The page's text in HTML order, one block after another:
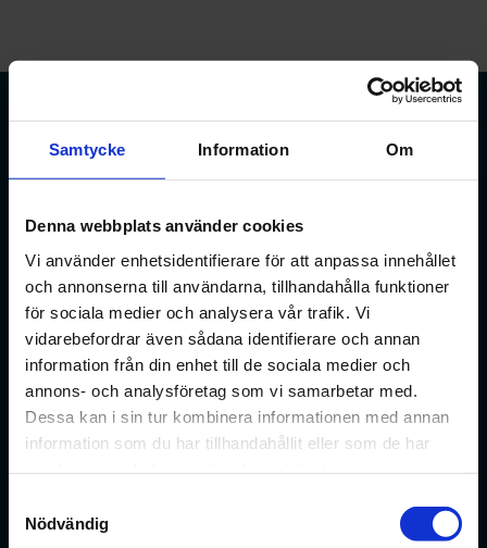
Samtycke Information Om
Denna webbplats använder cookies
Vi använder enhetsidentifierare för att anpassa innehållet
och annonserna till användarna, tillhandahålla funktioner
för sociala medier och analysera vår trafik. Vi
vidarebefordrar även sådana identifierare och annan
information från din enhet till de sociala medier och
annons- och analysföretag som vi samarbetar med.
Dessa kan i sin tur kombinera informationen med annan
information som du har tillhandahållit eller som de har
Nödvändig
Min sida
På min sida kan du ändra dina uppgifter och anmäla dig
till webbinarier med mera.
Kontakt